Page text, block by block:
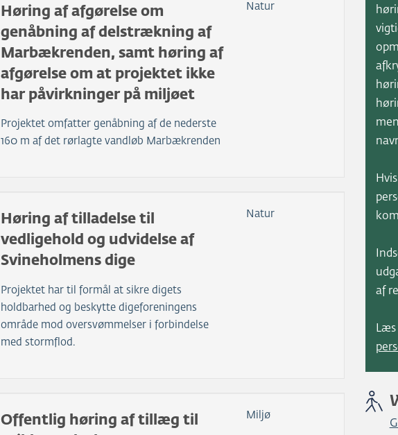
Høring af afgørelse om
genåbning af delstrækning af
Marbækrenden, samt høring af
afgørelse om at projektet ikke
har påvirkninger på miljøet
Projektet omfatter genåbning af de nederste
160 m af det rørlagte vandløb Marbækrenden
Natur
Høring af tilladelse til
vedligehold og udvidelse af
Svineholmens dige
Projektet har til formål at sikre digets
holdbarhed og beskytte digeforeningens
område mod oversvømmelser i forbindelse
med stormflod.
Natur
Offentlig høring af tillæg til
Miljø
af